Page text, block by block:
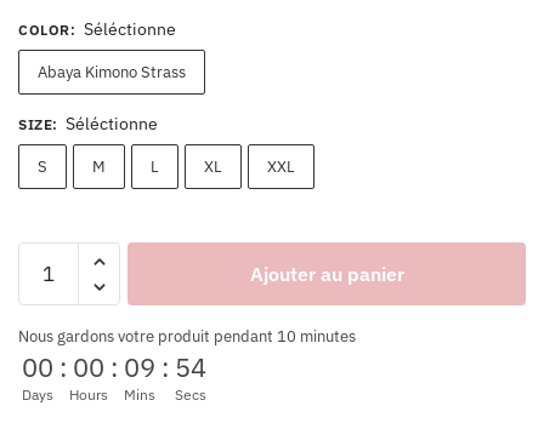
COLOR: Séléctionne
Abaya Kimono Strass
SIZE: Séléctionne
S M L XL XXL
Ajouter au panier
Nous gardons votre produit pendant 10 minutes
00
Days
: 00
Hours
: 09
Mins
: 52
Secs